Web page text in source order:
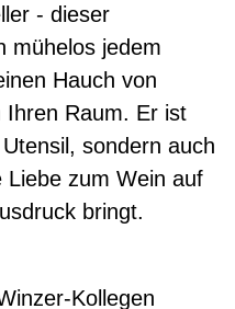
- dieser
mühelos jedem
Hauch von
Ihren Raum. Er ist
sondern auch
zum Wein auf
bringt.
Kollegen